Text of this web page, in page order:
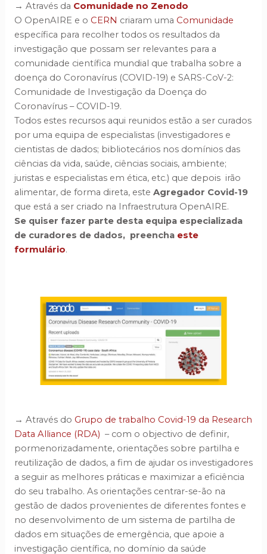
→ Através da Comunidade no Zenodo
O OpenAIRE e o CERN criaram uma Comunidade
específica para recolher todos os resultados da
investigação que possam ser relevantes para a
comunidade científica mundial que trabalha sobre a
doença do Coronavírus (COVID-19) e SARS-CoV-2:
Comunidade de Investigação da Doença do
Coronavírus – COVID-19.
Todos estes recursos aqui reunidos estão a ser curados
por uma equipa de especialistas (investigadores e
cientistas de dados; bibliotecários nos domínios das
ciências da vida, saúde, ciências sociais, ambiente;
juristas e especialistas em ética, etc.) que depois irão
alimentar, de forma direta, este Agregador Covid-19
que está a ser criado na Infraestrutura OpenAIRE.
Se quiser fazer parte desta equipa especializada
de curadores de dados, preencha este
formulário.
→ Através do Grupo de trabalho Covid-19 da Research
Data Alliance (RDA) – com o objectivo de definir,
pormenorizadamente, orientações sobre partilha e
reutilização de dados, a fim de ajudar os investigadores
a seguir as melhores práticas e maximizar a eficiência
do seu trabalho. As orientações centrar-se-ão na
gestão de dados provenientes de diferentes fontes e
no desenvolvimento de um sistema de partilha de
dados em situações de emergência, que apoie a
investigação científica, no domínio da saúde